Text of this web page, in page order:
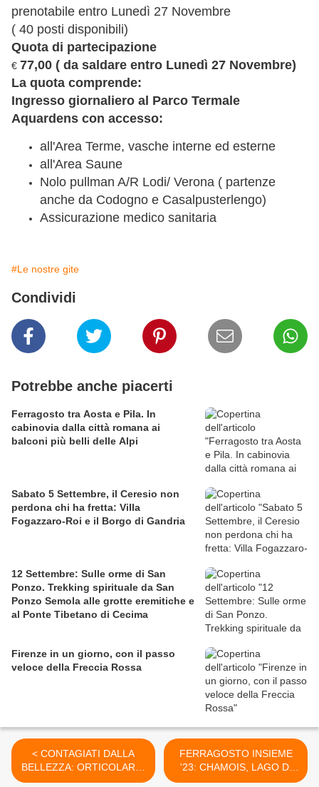
prenotabile entro Lunedì 27 Novembre
( 40 posti disponibili)
Quota di partecipazione
€ 77,00 ( da saldare entro Lunedì 27 Novembre)
La quota comprende:
Ingresso giornaliero al Parco Termale
Aquardens con accesso:
all'Area Terme, vasche interne ed esterne
all'Area Saune
Nolo pullman A/R Lodi/ Verona ( partenze
anche da Codogno e Casalpusterlengo)
Assicurazione medico sanitaria
#Le nostre gite
Condividi
Potrebbe anche piacerti
Ferragosto tra Aosta e Pila. In
cabinovia dalla città romana ai
balconi più belli delle Alpi
Sabato 5 Settembre, il Ceresio non
perdona chi ha fretta: Villa
Fogazzaro-Roi e il Borgo di Gandria
12 Settembre: Sulle orme di San
Ponzo. Trekking spirituale da San
Ponzo Semola alle grotte eremitiche e
al Ponte Tibetano di Cecima
Firenze in un giorno, con il passo
veloce della Freccia Rossa
< CONTAGIATI DALLA
BELLEZZA: ORTICOLARIO
2023 A VILLA ERBA-
FERRAGOSTO INSIEME
'23: CHAMOIS, LAGO DI
LOD E LA GRAN